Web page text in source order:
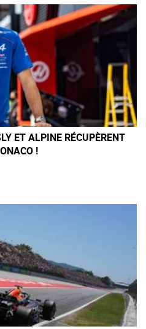
ET ALPINE RÉCUPÈRENT
!